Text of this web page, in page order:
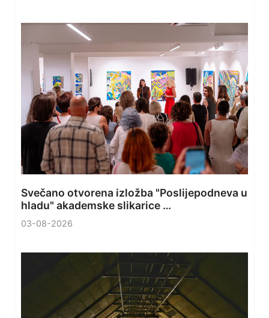
Svečano otvorena izložba "Poslijepodneva u
hladu" akademske slikarice …
03-08-2026